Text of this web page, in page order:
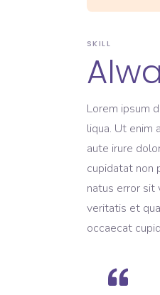
SKILL
Lorem ipsum
liqua. Ut enim
aute irure
cupidatat non
natus error sit
veritatis et
occaecat